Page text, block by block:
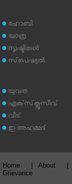
ഹോബി
യാത്ര
സൃഷ്ടികള്‍
സ്‌പെഷ്യല്‍
യുവത
എക്‌സ്‌ക്ലൂസീവ്
വീട്
ഇ അഹമ്മദ്‌
Home About
Grievance